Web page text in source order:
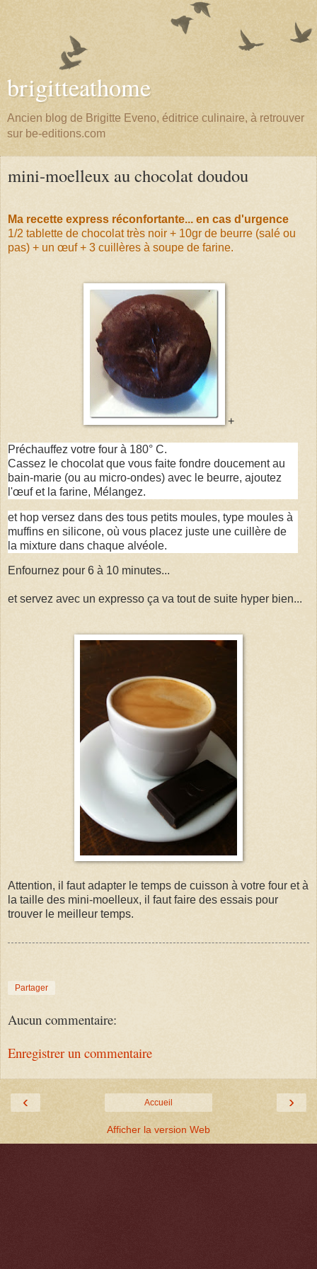
brigitteathome
Ancien blog de Brigitte Eveno, éditrice culinaire, à retrouver
sur be-editions.com
mini-moelleux au chocolat doudou
Ma recette express réconfortante... en cas d'urgence
1/2 tablette de chocolat très noir + 10gr de beurre (salé ou
pas) + un œuf + 3 cuillères à soupe de farine.
+
Préchauffez votre four à 180° C.
Cassez le chocolat que vous faite fondre doucement au
bain-marie (ou au micro-ondes) avec le beurre, ajoutez
l'œuf et la farine, Mélangez.
et hop versez dans des tous petits moules, type moules à
muffins en silicone, où vous placez juste une cuillère de
la mixture dans chaque alvéole.
Enfournez pour 6 à 10 minutes...
et servez avec un expresso ça va tout de suite hyper bien...
Attention, il faut adapter le temps de cuisson à votre four et à
la taille des mini-moelleux, il faut faire des essais pour
trouver le meilleur temps.
Partager
Aucun commentaire:
Enregistrer un commentaire
‹ ›
Accueil
Afficher la version Web